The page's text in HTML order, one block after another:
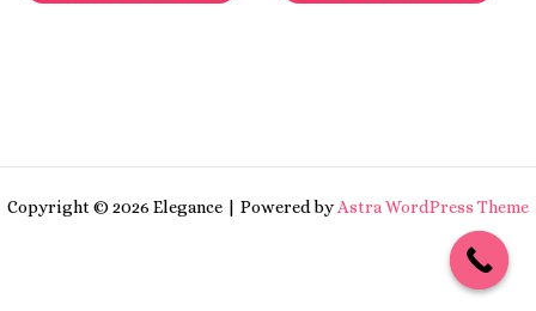
Copyright © 2026 Elegance | Powered byAstra WordPress Theme